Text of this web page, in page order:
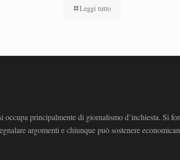
Leggi tutto
principalmente di giornalismo d’inchiesta. Si
argomenti e chiunque può sostenere